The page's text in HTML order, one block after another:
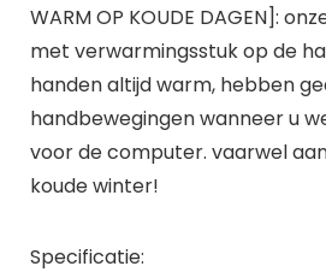
WARM OP KOUDE DAGEN]:
met verwarmingsstuk op de
handen altijd warm, hebben
handbewegingen wanneer u
voor de computer. vaarwel
koude winter!
Specificatie: